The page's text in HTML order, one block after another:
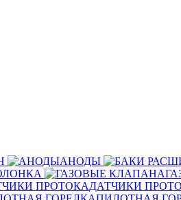
АНОДЫ
ДАТЧИКИ